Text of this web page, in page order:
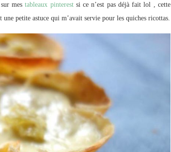
sur mestableaux pinterestsi ce n’est pas déjà fait lol , cette
petite astuce qui m’avait servie pour les quiches ricottas.